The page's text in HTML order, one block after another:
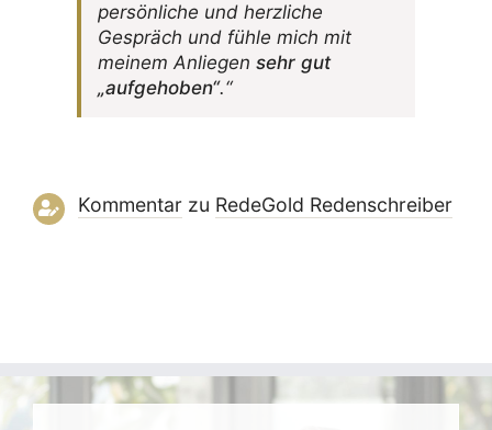
persön­liche und herz­liche
Gespräch und fühle mich mit
meinem Anliegen sehr gut
„aufge­hoben“.“
Kommentarzu RedeGold Reden­schreiber